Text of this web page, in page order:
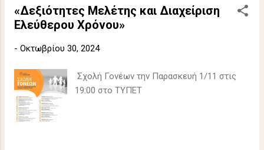
«Δεξιότητες Μελέτης και Διαχείριση
Ελεύθερου Χρόνου»
- Οκτωβρίου 30, 2024
Σχολή Γονέων την Παρασκευή 1/11 στις
19:00 στο ΤΥΠΕΤ